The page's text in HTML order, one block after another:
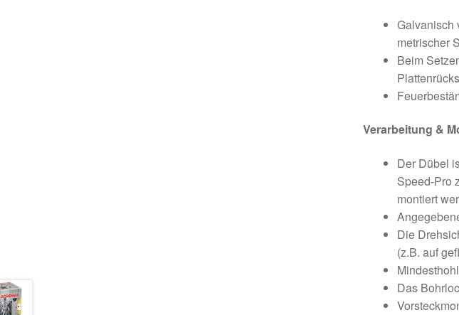
Galvanisch
metrischer
Beim
Verarbeitung &
Der Dübel
Speed-Pro
montiert
Die
(z.B. auf
Das